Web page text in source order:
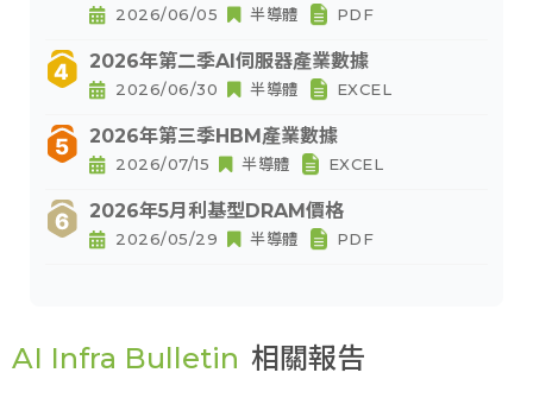
2026/06/05 半導體 PDF
2026年第二季AI伺服器產業數據
2026/06/30 半導體 EXCEL
2026年第三季HBM產業數據
2026/07/15 半導體 EXCEL
2026年5月利基型DRAM價格
2026/05/29 半導體 PDF
AI Infra Bulletin 相關報告